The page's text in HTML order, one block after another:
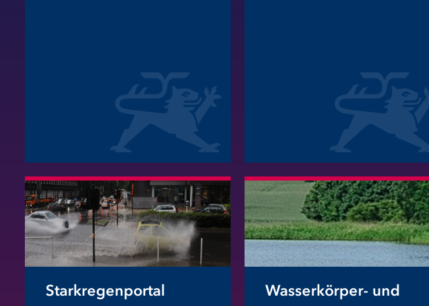
Starkregenportal
Wasserkörper- und